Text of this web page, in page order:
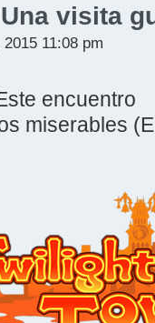
visita
11:08 pm
encuentro
miserables